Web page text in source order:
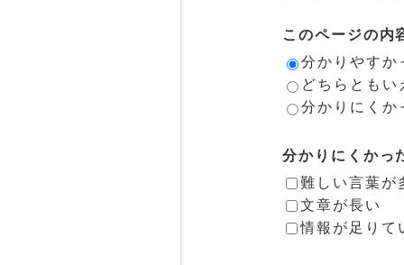
このページの内
分かりやすか
どちらともい
分かりにくか
分かりにくかっ
難しい言葉が
文章が長い
情報が足りて